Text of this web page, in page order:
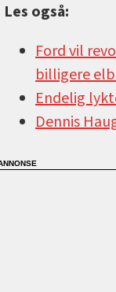
Les også:
Ford vil
billigere
Endelig
Dennis